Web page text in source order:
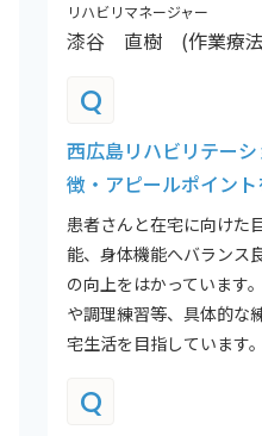
リハビリマネージャー
漆谷 直樹 (作業療
Q
西広島リハビリテー
徴・アピールポイント
患者さんと在宅に向けた
能、身体機能へバランス
の向上をはかっています
や調理練習等、具体的な
宅生活を目指しています。
Q